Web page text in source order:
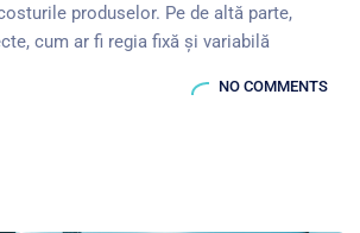
produselor. Pe de altă parte,
cum ar fi regia fixă și variabilă
NO COMMENTS